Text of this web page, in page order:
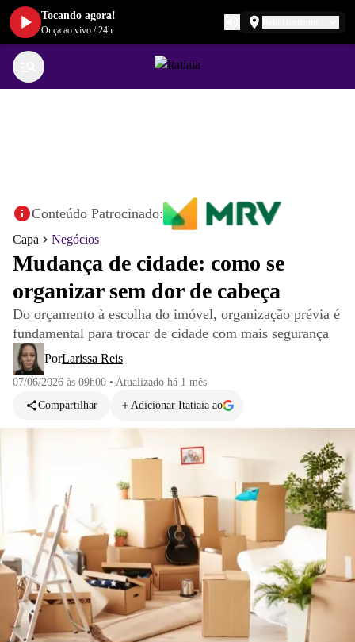
Conteúdo Patrocinado:
Capa Negócios
Mudança de cidade: como se
organizar sem dor de cabeça
Do orçamento à escolha do imóvel, organização prévia é
fundamental para trocar de cidade com mais segurança
PorLarissa Reis
07/06/2026 às 09h00 • Atualizado há 1 mês
Compartilhar
Adicionar Itatiaia ao
Tocando agora!
Ouça ao vivo /24h